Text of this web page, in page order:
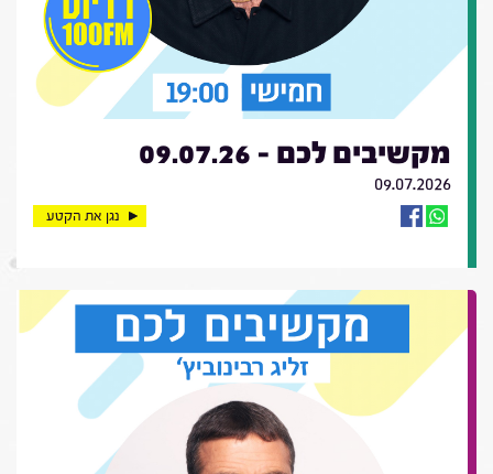
מקשיבים לכם - 09.07.26
09.07.2026
נגן את הקטע